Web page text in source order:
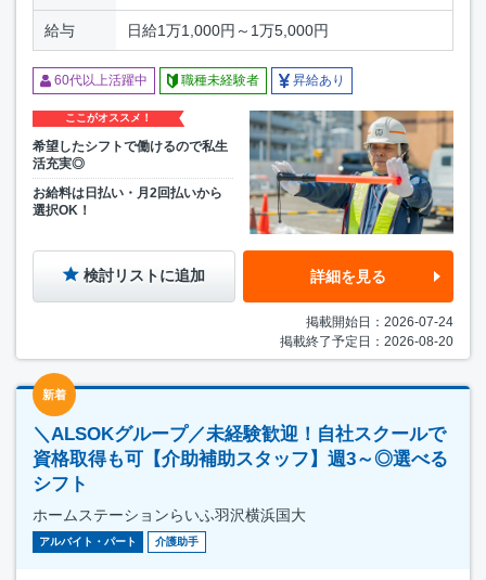
給与 日給1万1,000円～1万5,000円
60代以上活躍中 職種未経験者 昇給あり
ここがオススメ！
希望したシフトで働けるので私生
活充実◎
お給料は日払い・月2回払いから
選択OK！
検討リストに追加 詳細を見る
掲載開始日：2026-07-24
掲載終了予定日：2026-08-20
新着
＼ALSOKグループ／未経験歓迎！自社スクールで
資格取得も可【介助補助スタッフ】週3～◎選べる
シフト
ホームステーションらいふ羽沢横浜国大
アルバイト・パート 介護助手